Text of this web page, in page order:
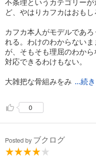
ど、やはりカフカはおもし
カフカ本人がモデルであ
れる。わけのわからない
が、そもそも理屈のわか
対応できるわけもない。
大雑把な骨組みをみ ...続
0
Posted by ブクログ